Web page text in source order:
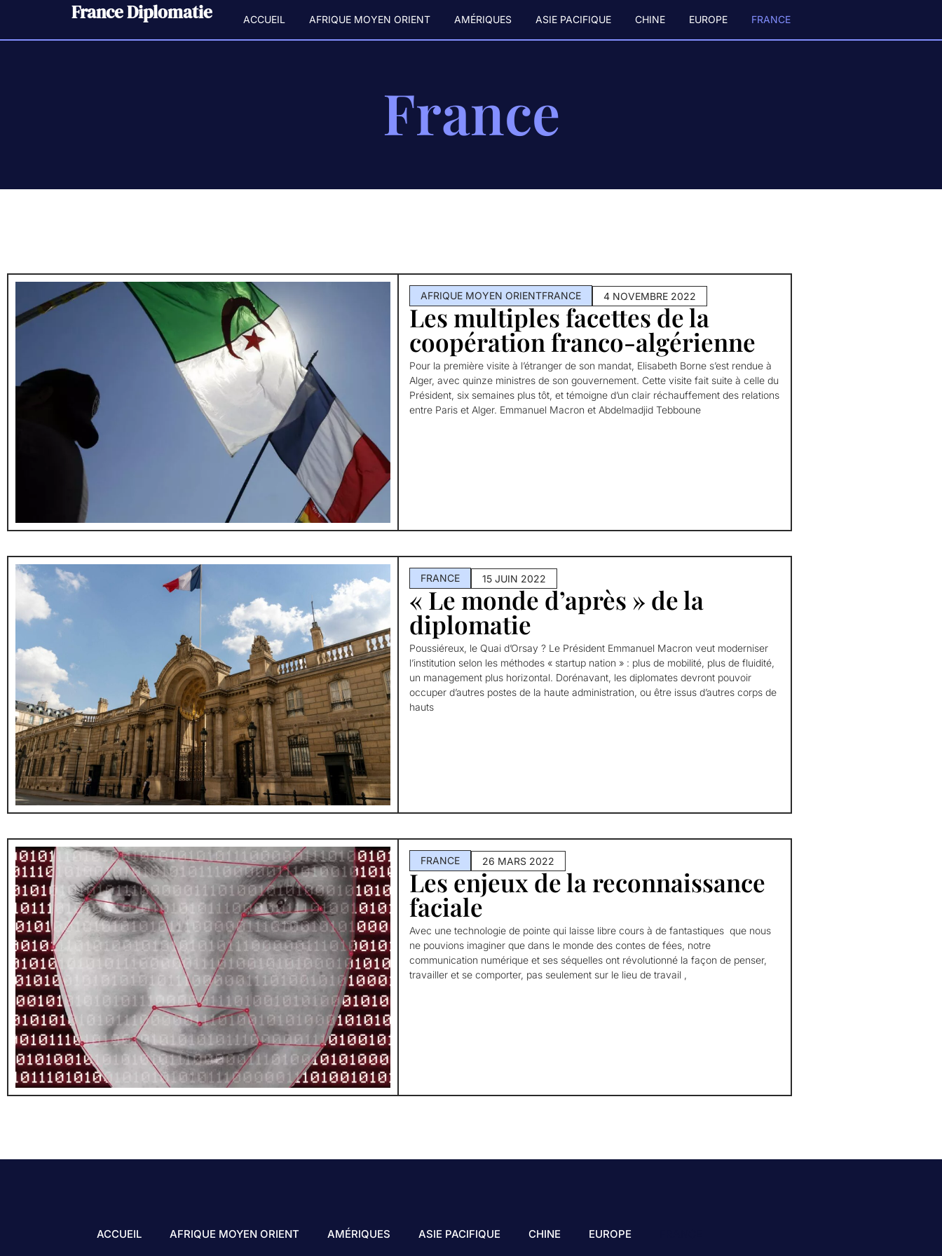
France Diplomatie ACCUEIL AFRIQUE MOYEN ORIENT AMÉRIQUES ASIE PACIFIQUE CHINE EUROPE FRANCE
France
AFRIQUE MOYEN ORIENTFRANCE 4 NOVEMBRE 2022
Les multiples facettes de la
coopération franco-algérienne
Pour la première visite à l’étranger de son mandat, Elisabeth Borne s’est rendue à
Alger, avec quinze ministres de son gouvernement. Cette visite fait suite à celle du
Président, six semaines plus tôt, et témoigne d’un clair réchauffement des relations
entre Paris et Alger. Emmanuel Macron et Abdelmadjid Tebboune
FRANCE 15 JUIN 2022
« Le monde d’après » de la
diplomatie
Poussiéreux, le Quai d’Orsay ? Le Président Emmanuel Macron veut moderniser
l’institution selon les méthodes « startup nation » : plus de mobilité, plus de fluidité,
un management plus horizontal. Dorénavant, les diplomates devront pouvoir
occuper d’autres postes de la haute administration, ou être issus d’autres corps de
hauts
FRANCE 26 MARS 2022
Les enjeux de la reconnaissance
faciale
Avec une technologie de pointe qui laisse libre cours à de fantastiques que nous
ne pouvions imaginer que dans le monde des contes de fées, notre
communication numérique et ses séquelles ont révolutionné la façon de penser,
travailler et se comporter, pas seulement sur le lieu de travail ,
ACCUEIL AFRIQUE MOYEN ORIENT AMÉRIQUES ASIE PACIFIQUE CHINE EUROPE